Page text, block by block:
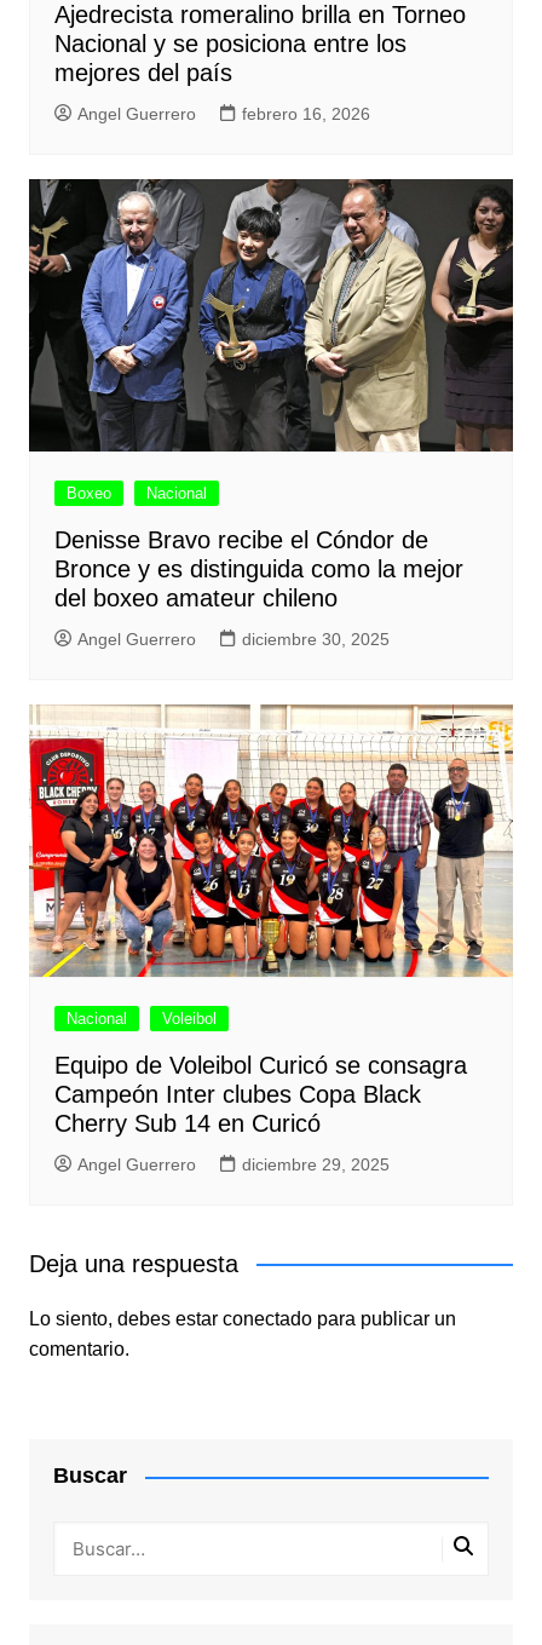
Ajedrecista romeralino brilla en Torneo
Nacional y se posiciona entre los
mejores del país
Angel Guerrero febrero 16, 2026
Boxeo Nacional
Denisse Bravo recibe el Cóndor de
Bronce y es distinguida como la mejor
del boxeo amateur chileno
Angel Guerrero diciembre 30, 2025
Nacional Voleibol
Equipo de Voleibol Curicó se consagra
Campeón Inter clubes Copa Black
Cherry Sub 14 en Curicó
Angel Guerrero diciembre 29, 2025
Deja una respuesta
Lo siento, debes estar conectadopara publicar un
comentario.
Buscar